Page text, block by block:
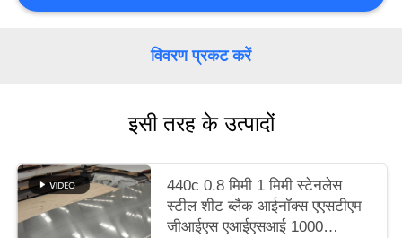
साइटमैप
विवरण प्रकट करें
इसी तरह के उत्पादों
440c 0.8 मिमी 1 मिमी स्टेनलेस
स्टील शीट ब्लैक आईनॉक्स एएसटीएम
जीआईएस एआईएसआई 1000